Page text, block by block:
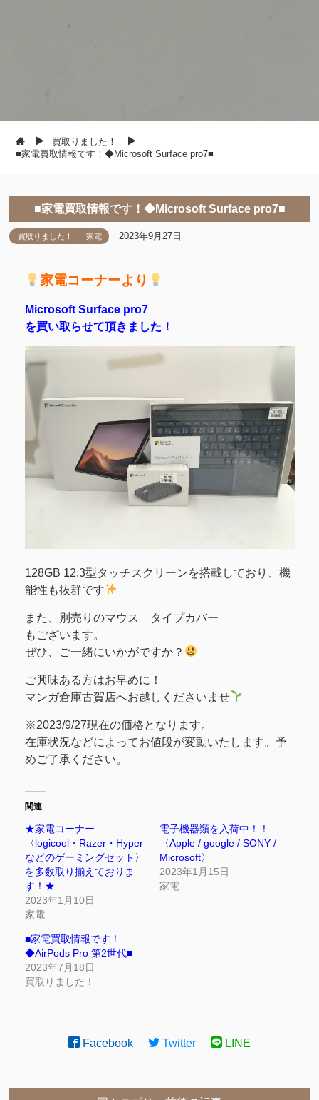
買取りました！
■家電買取情報です！◆Microsoft Surface pro7■
■家電買取情報です！◆Microsoft Surface pro7■
買取りました！ 家電 2023年9月27日
家電コーナーより
Microsoft Surface pro7
を買い取らせて頂きました！
128GB 12.3型タッチスクリーンを搭載しており、機
能性も抜群です
また、別売りのマウス タイプカバー
もございます。
ぜひ、ご一緒にいかがですか？
ご興味ある方はお早めに！
マンガ倉庫古賀店へお越しくださいませ
※2023/9/27現在の価格となります。
在庫状況などによってお値段が変動いたします。予
めご了承ください。
関連
★家電コーナー
〈logicool・Razer・Hyper
などのゲーミングセット〉
を多数取り揃えておりま
す！★
2023年1月10日
家電
電子機器類を入荷中！！
〈Apple / google / SONY /
Microsoft〉
2023年1月15日
家電
■家電買取情報です！
◆AirPods Pro 第2世代■
2023年7月18日
買取りました！
Facebook Twitter LINE